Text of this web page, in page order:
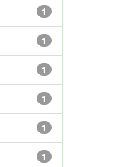
1
1
1
1
1
1